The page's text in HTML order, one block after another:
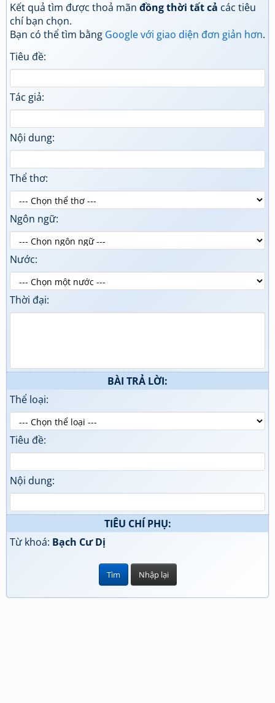
Kết quả tìm được thoả mãn đồng thời tất cả các tiêu
chí bạn chọn.
Bạn có thể tìm bằng Google với giao diện đơn giản hơn.
Tiêu đề:
Tác giả:
Nội dung:
Thể thơ:
Ngôn ngữ:
Nước:
Thời đại:
BÀI TRẢ LỜI:
Thể loại:
Tiêu đề:
Nội dung:
TIÊU CHÍ PHỤ:
Từ khoá: Bạch Cư Dị